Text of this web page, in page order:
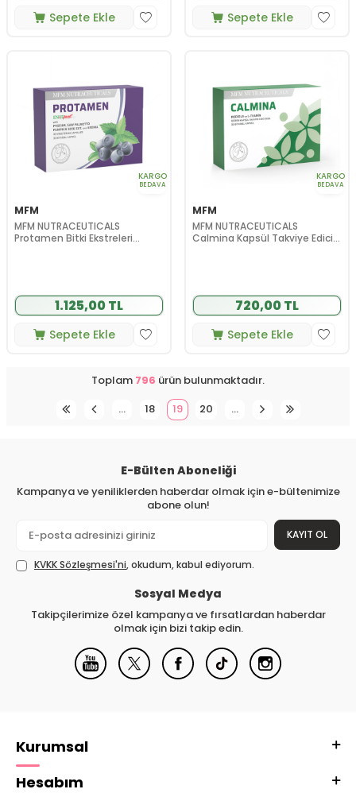
Sepete Ekle Sepete Ekle
KARGO
BEDAVA
MFM
MFM NUTRACEUTICALS
Protamen Bitki Ekstreleri
1.125,00 TL
Sepete Ekle
KARGO
BEDAVA
MFM
MFM NUTRACEUTICALS
Calmina Kapsül Takviye Edici
720,00 TL
Sepete Ekle
Toplam 796 ürün bulunmaktadır.
…
18 19 20 …
E-Bülten Aboneliği
Kampanya ve yeniliklerden haberdar olmak için e-bültenimize
abone olun!
KAYIT OL
KVKK Sözleşmesi'ni, okudum, kabul ediyorum.
Sosyal Medya
Takipçilerimize özel kampanya ve fırsatlardan haberdar
olmak için bizi takip edin.
Kurumsal
Hesabım